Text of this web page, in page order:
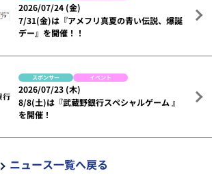
2026/07/24 (金)
7/31(金)は『アメフリ真夏の青い伝説、爆誕
デー』を開催！！
スポンサー イベント
2026/07/23 (木)
8/8(土)は『武蔵野銀行スペシャルゲーム 』
を開催！
ニュース一覧へ戻る